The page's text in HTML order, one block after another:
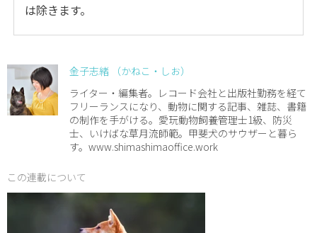
は除きます。
金子志緒 （かねこ・しお）
ライター・編集者。レコード会社と出版社勤務を経て
フリーランスになり、動物に関する記事、雑誌、書籍
の制作を手がける。愛玩動物飼養管理士1級、防災
士、いけばな草月流師範。甲斐犬のサウザーと暮ら
す。www.shimashimaoffice.work
この連載について